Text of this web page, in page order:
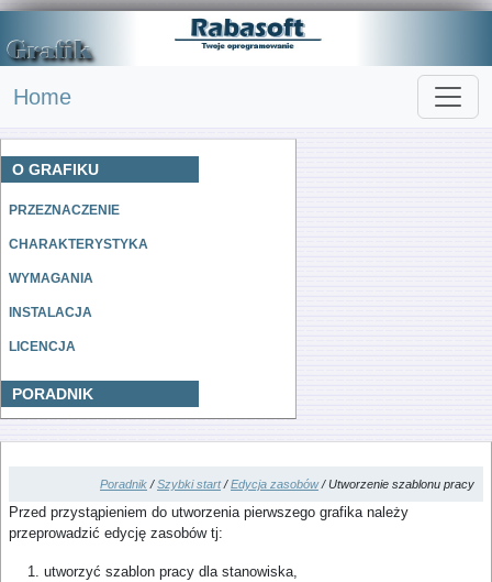
Home
O GRAFIKU
PRZEZNACZENIE
CHARAKTERYSTYKA
WYMAGANIA
INSTALACJA
LICENCJA
PORADNIK
Poradnik /Szybki start/Edycja zasobów/ Utworzenie szablonu pracy
Przed przystąpieniem do utworzenia pierwszego grafika należy
przeprowadzić edycję zasobów tj:
utworzyć szablon pracy dla stanowiska,